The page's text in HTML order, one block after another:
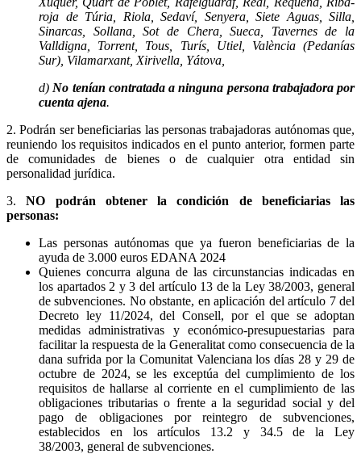
roja de Túria, Riola, Sedaví, Senyera, Siete Aguas, Silla,
Sinarcas, Sollana, Sot de Chera, Sueca, Tavernes de la
Valldigna, Torrent, Tous, Turís, Utiel, València (Pedanías
Sur), Vilamarxant, Xirivella, Yátova,
d) No tenían contratada a ninguna persona trabajadora por
cuenta ajena.
2. Podrán ser beneficiarias las personas trabajadoras autónomas que,
reuniendo los requisitos indicados en el punto anterior, formen parte
de comunidades de bienes o de cualquier otra entidad sin
personalidad jurídica.
3. NO podrán obtener la condición de beneficiarias las
personas:
Las personas autónomas que ya fueron beneficiarias de la
ayuda de 3.000 euros EDANA 2024
Quienes concurra alguna de las circunstancias indicadas en
los apartados 2 y 3 del artículo 13 de la Ley 38/2003, general
de subvenciones. No obstante, en aplicación del artículo 7 del
Decreto ley 11/2024, del Consell, por el que se adoptan
medidas administrativas y económico-presupuestarias para
facilitar la respuesta de la Generalitat como consecuencia de la
dana sufrida por la Comunitat Valenciana los días 28 y 29 de
octubre de 2024, se les exceptúa del cumplimiento de los
requisitos de hallarse al corriente en el cumplimiento de las
obligaciones tributarias o frente a la seguridad social y del
pago de obligaciones por reintegro de subvenciones,
establecidos en los artículos 13.2 y 34.5 de la Ley
38/2003, general de subvenciones.